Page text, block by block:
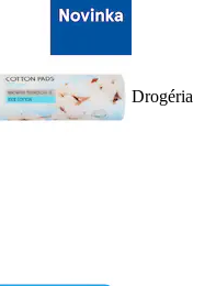
Drogéria